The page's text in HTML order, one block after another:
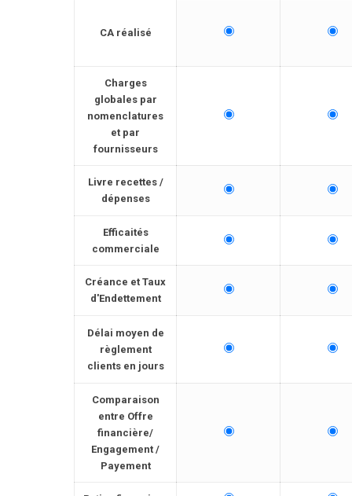
CA réalisé
Charges
globales par
nomenclatures
et par
fournisseurs
Livre recettes /
dépenses
Efficaités
commerciale
Créance et Taux
d'Endettement
Délai moyen de
règlement
clients en jours
Comparaison
entre Offre
financière/
Engagement /
Payement